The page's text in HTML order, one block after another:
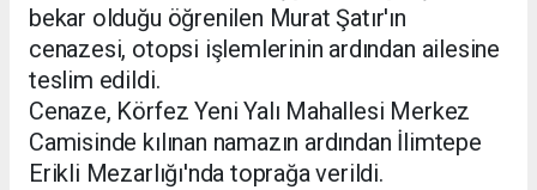
bekar olduğu öğrenilen Murat Şatır'ın
cenazesi, otopsi işlemlerinin ardından ailesine
teslim edildi.
Cenaze, Körfez Yeni Yalı Mahallesi Merkez
Camisinde kılınan namazın ardından İlimtepe
Erikli Mezarlığı'nda toprağa verildi.